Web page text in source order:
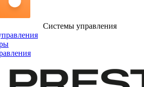
Системы управления